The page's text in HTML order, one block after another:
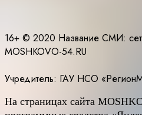
16+ © 2020 Название СМИ:
MOSHKOVO-54.RU
Учредитель: ГАУ НСО
На страницах сайта